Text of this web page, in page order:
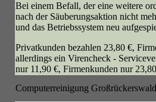
Bei einem Befall, der eine weitere
nach der Säuberungsaktion nicht
und das Betriebssystem neu
Privatkunden bezahlen 23,80 €,
allerdings ein Virencheck -
nur 11,90 €, Firmenkunden nur
Computerreinigung